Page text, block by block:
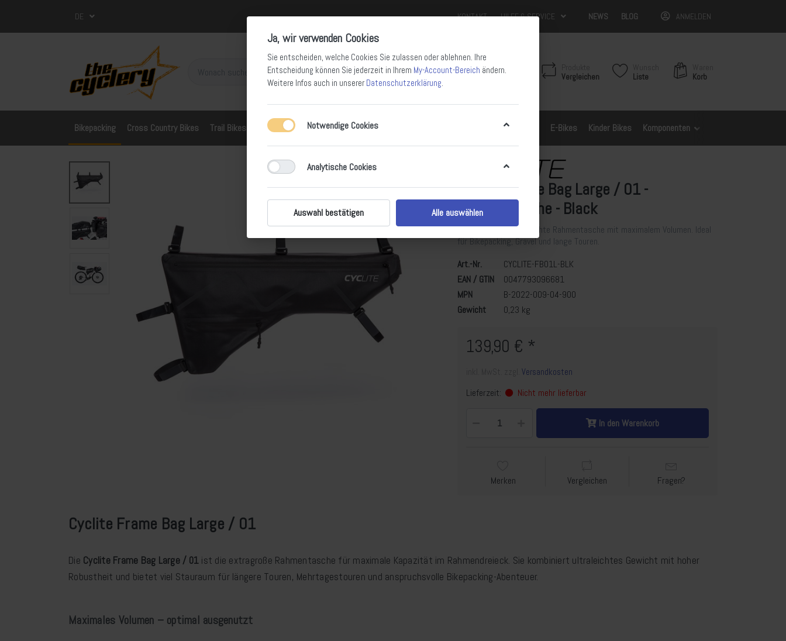
DE KONTAKT HILFE & SERVICE NEWS BLOG ANMELDEN
Vergleichen
Liste
Korb
Bikepacking Cross Country Bikes Trail Bikes All Mountain Bikes Enduro Bikes Gravel Bikes E-Bikes Kinder Bikes Komponenten
Cyclite Frame Bag Large / 01 -
Rahmentasche - Black
Ultraleichte, wasserdichte Rahmentasche mit maximalem Volumen. Ideal
für Bikepacking, Gravel und lange Touren.
Art.-Nr.
CYCLITE-FB01L-BLK
EAN / GTIN
0047793096681
MPN
B-2022-009-04-900
Gewicht
0,23 kg
139,90 € *
Versandkosten
Lieferzeit: Nicht mehr lieferbar
In den Warenkorb
Merken Vergleichen Fragen?
Cyclite Frame Bag Large / 01
Die Cyclite Frame Bag Large / 01 ist die extragroße Rahmentasche für maximale Kapazität im Rahmendreieck. Sie kombiniert ultraleichtes Gewicht mit hoher
Robustheit und bietet viel Stauraum für längere Touren, Mehrtagestouren und anspruchsvolle Bikepacking-Abenteuer.
Maximales Volumen – optimal ausgenutzt
Ja, wir verwenden Cookies
Sie entscheiden, welche Cookies Sie zulassen oder ablehnen. Ihre
Entscheidung können Sie jederzeit in Ihrem My-Account-Bereich ändern.
Weitere Infos auch in unserer Datenschutzerklärung.
Notwendige Cookies
Analytische Cookies
Auswahl bestätigen Alle auswählen